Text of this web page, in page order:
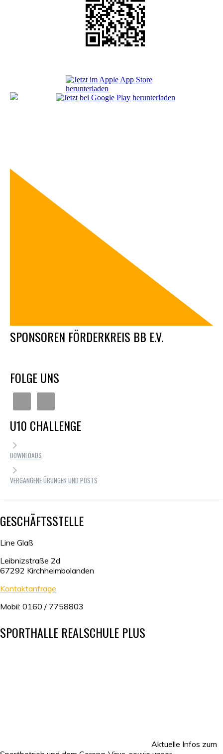
SPONSOREN FÖRDERKREIS BB E.V.
FOLGE UNS
U10 CHALLENGE
DOWNLOADS
VERGANGENE ÜBUNGEN UND POSTS
GESCHÄFTSSTELLE
Line Glaß
Leibnizstraße 2d
67292 Kirchheimbolanden
Kontaktanfrage
Mobil: 0160 / 7758803
SPORTHALLE REALSCHULE PLUS
Aktuelle Infos zum